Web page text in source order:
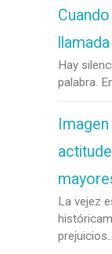
Hay
palabra.
La vejez